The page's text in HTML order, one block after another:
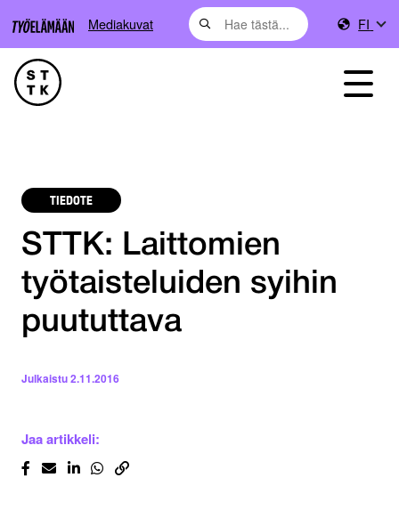
Mediakuvat FI
TIEDOTE
STTK: Laittomien
työtaisteluiden syihin
puututtava
Julkaistu2.11.2016
Jaa artikkeli: